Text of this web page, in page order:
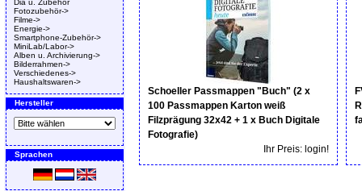
Dia u. Zubehör
Fotozubehör->
Filme->
Energie->
Smartphone-Zubehör->
MiniLab/Labor->
Alben u. Archivierung->
Bilderrahmen->
Verschiedenes->
Haushaltswaren->
Hersteller
Sprachen
Schoeller Passmappen "Buch" (2 x
100 Passmappen Karton weiß
Filzprägung 32x42 + 1 x Buch Digitale
Fotografie)
Ihr Preis: login!